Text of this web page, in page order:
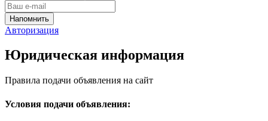
Авторизация
Юридическая информация
Правила подачи объявления на сайт
Условия подачи объявления: